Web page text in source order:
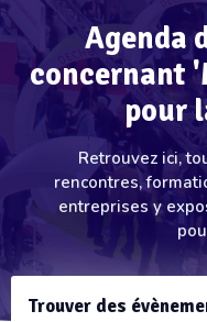
Agenda
concernant
pour
Retrouvez ici,
rencontres,
entreprises y
Trouver des